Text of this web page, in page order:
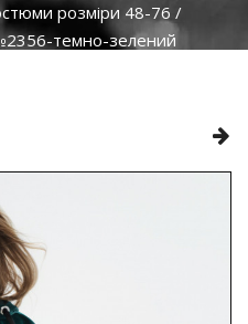
розміри 48-76 /
темно-зелений